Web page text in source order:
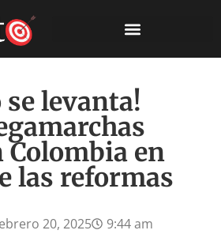
se levanta!
en
las reformas
20, 2025
9:44 am